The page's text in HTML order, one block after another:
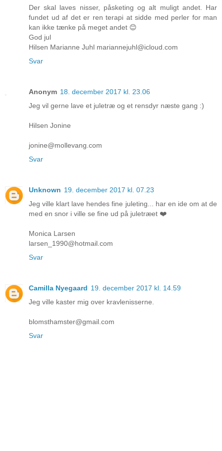
Der skal laves nisser, påsketing og alt muligt andet. Har
fundet ud af det er ren terapi at sidde med perler for man
kan ikke tænke på meget andet 😊
God jul
Hilsen Marianne Juhl mariannejuhl@icloud.com
Svar
Anonym 18. december 2017 kl. 23.06
Jeg vil gerne lave et juletræ og et rensdyr næste gang :)
Hilsen Jonine
jonine@mollevang.com
Svar
Unknown 19. december 2017 kl. 07.23
Jeg ville klart lave hendes fine juleting... har en ide om at de
med en snor i ville se fine ud på juletræet ❤️
Monica Larsen
larsen_1990@hotmail.com
Svar
Camilla Nyegaard 19. december 2017 kl. 14.59
Jeg ville kaster mig over kravlenisserne.
blomsthamster@gmail.com
Svar